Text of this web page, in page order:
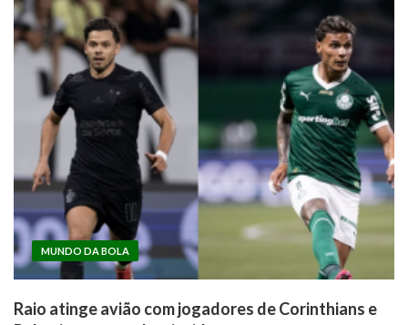
MUNDO DA BOLA
Raio atinge avião com jogadores de Corinthians e